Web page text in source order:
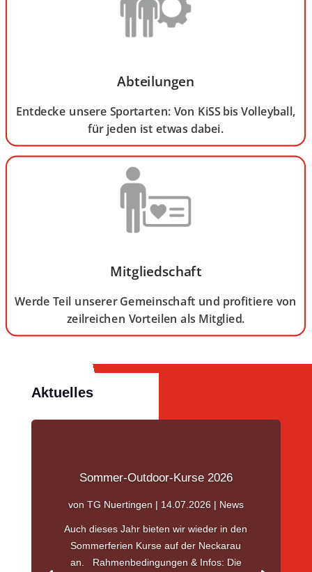
Abteilungen
Entdecke unsere Sportarten: Von KiSS bis Volleyball,
für jeden ist etwas dabei.
Mitgliedschaft
Werde Teil unserer Gemeinschaft und profitiere von
zeilreichen Vorteilen als Mitglied.
Aktuelles
Sommer-Outdoor-Kurse 2026
von TG Nuertingen | 14.07.2026 | News
Auch dieses Jahr bieten wir wieder in den
Sommerferien Kurse auf der Neckarau
an. Rahmenbedingungen & Infos: Die